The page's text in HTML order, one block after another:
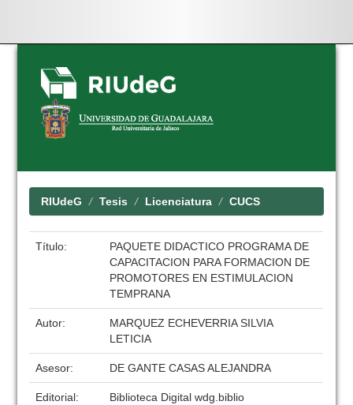
Skip
navigation
RIUdeG Tesis Licenciatura CUCS
Título:
PAQUETE DIDACTICO PROGRAMA DE
CAPACITACION PARA FORMACION DE
PROMOTORES EN ESTIMULACION
TEMPRANA
Autor:
MARQUEZ ECHEVERRIA SILVIA
LETICIA
Asesor: DE GANTE CASAS ALEJANDRA
Editorial:
Biblioteca Digital wdg.biblio